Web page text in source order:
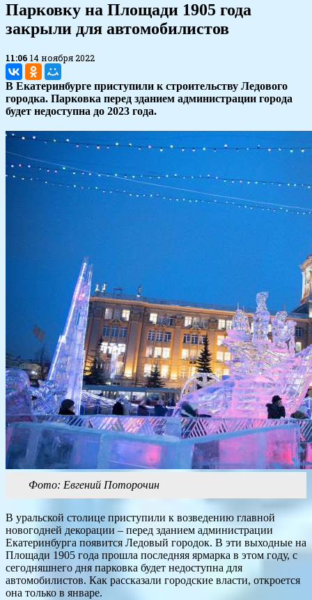
Парковку на Площади 1905 года
закрыли для автомобилистов
11:06 14 ноября 2022
В Екатеринбурге приступили к строительству Ледового
городка. Парковка перед зданием администрации города
будет недоступна до 2023 года.
Фото: Евгений Поторочин
В уральской столице приступили к возведению главной
новогодней декорации – перед зданием администрации
Екатеринбурга появится Ледовый городок. В эти выходные на
Площади 1905 года прошла последняя ярмарка в этом году, с
сегодняшнего дня парковка будет недоступна для
автомобилистов. Как рассказали городские власти, откроется
она только в январе.